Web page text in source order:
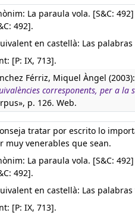
La paraula vola. [S&C:
492].
en castellà: Las
[P: IX, 713].
Férriz, Miquel Àngel (2003):
corresponents, per a la
p. 126. Web.
tratar por escrito lo
muy venerables que sean.
La paraula vola. [S&C:
492].
en castellà: Las
[P: IX, 713].